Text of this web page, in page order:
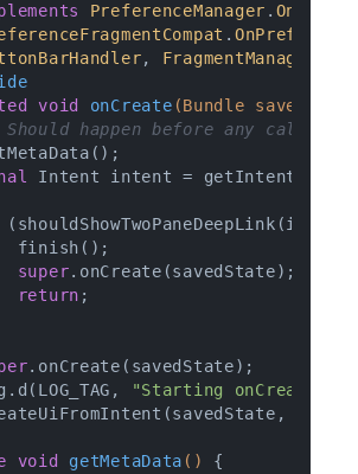
PreferenceManager .
.
, FragmentManager
void onCreate (Bundle
happen before any call to
Intent intent = getIntent();
finish();
super.onCreate(savedState);
return ;
.onCreate(savedState);
"Starting onCreate"
void getMetaData ()
{